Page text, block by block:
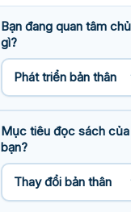
Bạn đang quan tâm
gì?
Mục tiêu đọc sách của
bạn?